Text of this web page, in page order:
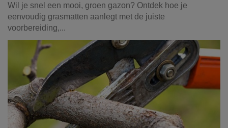
Wil je snel een mooi, groen gazon? Ontdek hoe je
eenvoudig grasmatten aanlegt met de juiste
voorbereiding,...